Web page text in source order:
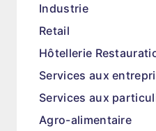
Industrie
Retail
Hôtellerie
Services aux
Services aux
Agro-alimentaire